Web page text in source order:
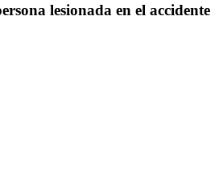
lesionada en el accidente